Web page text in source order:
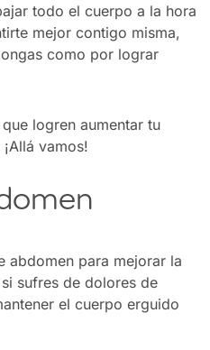
todo el cuerpo a la hora
mejor contigo misma,
como por lograr
logren aumentar tu
vamos!
abdomen para mejorar la
sufres de dolores de
el cuerpo erguido